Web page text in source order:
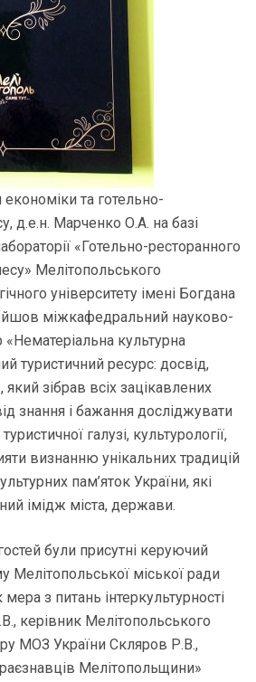
та готельно-
д.е.н. Марченко О.А. на базі
«Готельно-ресторанного
Мелітопольського
університету імені Богдана
міжкафедральний науково-
культурна
туристичний ресурс: досвід,
який зібрав всіх зацікавлених
знання і бажання досліджувати
галузі, культурології,
визнанню унікальних традицій
пам’яток України, які
імідж міста, держави.
були присутні керуючий
Мелітопольської міської ради
з питань інтеркультурності
керівник Мелітопольського
МОЗ України Скляров Р.В.,
Мелітопольщини»